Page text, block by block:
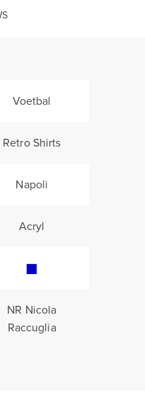
Voetbal
Retro Shirts
Napoli
Acryl
NR Nicola
Raccuglia